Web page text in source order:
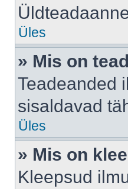
Üles
» Mis on
Teadeanded
sisaldavad
Üles
» Mis on
Kleepsud